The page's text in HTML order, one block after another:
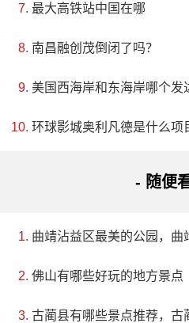
最大高铁站中国在哪
南昌融创茂倒闭了吗？
美国西海岸和东海岸哪个发
环球影城奥利凡德是什么项
- 随便
曲靖沾益区最美的公园，
佛山有哪些好玩的地方景点
古蔺县有哪些景点推荐，古